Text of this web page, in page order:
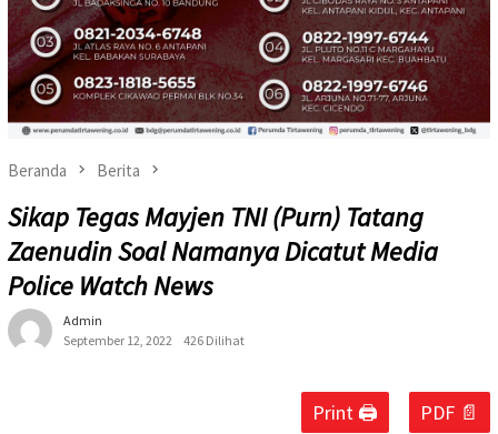
Beranda Berita
Sikap Tegas Mayjen TNI (Purn) Tatang
Zaenudin Soal Namanya Dicatut Media
Police Watch News
Admin
September 12, 2022
426 Dilihat
Print 🖨 PDF 📄